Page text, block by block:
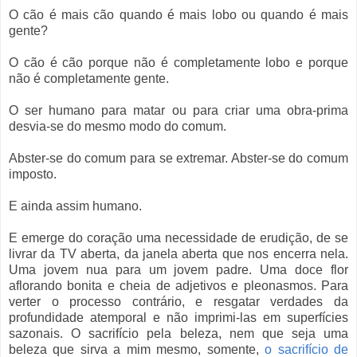
O cão é mais cão quando é mais lobo ou quando é mais
gente?
O cão é cão porque não é completamente lobo e porque
não é completamente gente.
O ser humano para matar ou para criar uma obra-prima
desvia-se do mesmo modo do comum.
Abster-se do comum para se extremar. Abster-se do comum
imposto.
E ainda assim humano.
E emerge do coração uma necessidade de erudição, de se
livrar da TV aberta, da janela aberta que nos encerra nela.
Uma jovem nua para um jovem padre. Uma doce flor
aflorando bonita e cheia de adjetivos e pleonasmos. Para
verter o processo contrário, e resgatar verdades da
profundidade atemporal e não imprimi-las em superfícies
sazonais. O sacrifício pela beleza, nem que seja uma
beleza que sirva a mim mesmo, somente,o sacrifício de